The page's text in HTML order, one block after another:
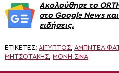
Ακολούθησε το
στο Google News
ειδήσεις.
ΕΤΙΚΈΤΕΣ: ΑΊΓΥΠΤΟΣ, ΑΜΠΝΤΈΛ
ΜΗΤΣΟΤΆΚΗΣ, ΜΟΝΉ ΣΙΝΆ